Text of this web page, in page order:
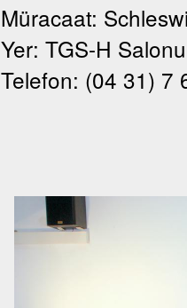
Müracaat:
Yer: TGS-H
Telefon: (04 31) 7